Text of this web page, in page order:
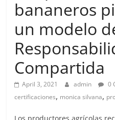
bananeros
un modelo
Compartida
April 3, 2021 admin 0
certificaciones, monica silvana,